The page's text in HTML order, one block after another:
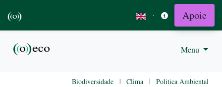
· Apoie
Menu
Biodiversidade | Clima | Politica Ambiental